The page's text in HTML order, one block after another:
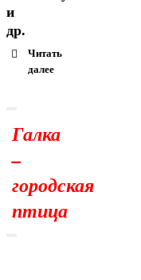
и
др.
Читать
далее
Галка
–
городская
птица